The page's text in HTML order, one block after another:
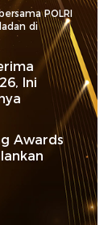
POLRI
di
Ini
Awards